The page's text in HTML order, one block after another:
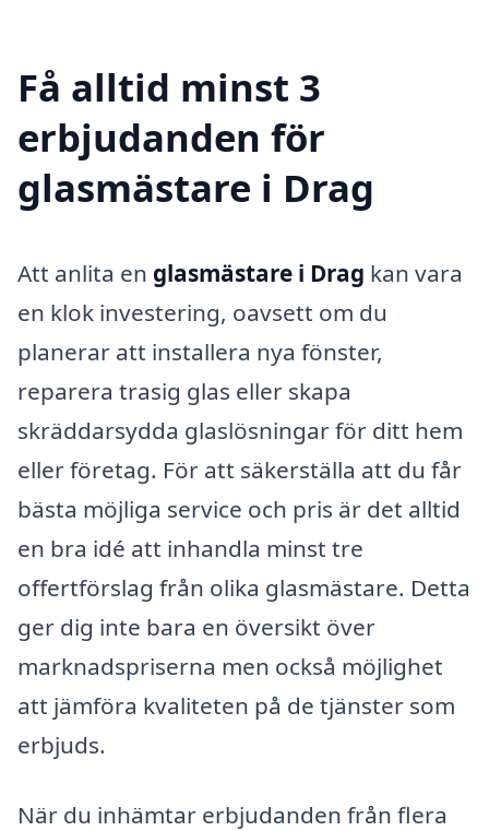
Få alltid minst 3
erbjudanden för
glasmästare i Drag
Att anlita en glasmästare i Drag kan vara
en klok investering, oavsett om du
planerar att installera nya fönster,
reparera trasig glas eller skapa
skräddarsydda glaslösningar för ditt hem
eller företag. För att säkerställa att du får
bästa möjliga service och pris är det alltid
en bra idé att inhandla minst tre
offertförslag från olika glasmästare. Detta
ger dig inte bara en översikt över
marknadspriserna men också möjlighet
att jämföra kvaliteten på de tjänster som
erbjuds.
När du inhämtar erbjudanden från flera